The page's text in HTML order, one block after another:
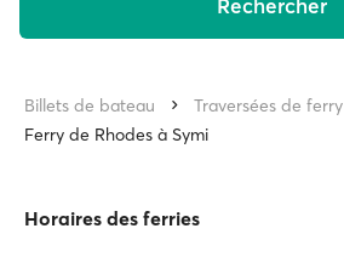
Billets de bateau
Traversées de ferry
Ferry de Rhodes à Symi
Horaires des ferries